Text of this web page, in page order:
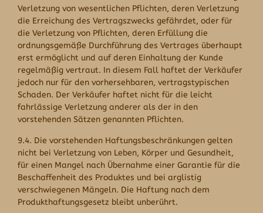
Verletzung von wesentlichen Pflichten, deren Verletzung
die Erreichung des Vertragszwecks gefährdet, oder für
die Verletzung von Pflichten, deren Erfüllung die
ordnungsgemäße Durchführung des Vertrages überhaupt
erst ermöglicht und auf deren Einhaltung der Kunde
regelmäßig vertraut. In diesem Fall haftet der Verkäufer
jedoch nur für den vorhersehbaren, vertragstypischen
Schaden. Der Verkäufer haftet nicht für die leicht
fahrlässige Verletzung anderer als der in den
vorstehenden Sätzen genannten Pflichten.
9.4. Die vorstehenden Haftungsbeschränkungen gelten
nicht bei Verletzung von Leben, Körper und Gesundheit,
für einen Mangel nach Übernahme einer Garantie für die
Beschaffenheit des Produktes und bei arglistig
verschwiegenen Mängeln. Die Haftung nach dem
Produkthaftungsgesetz bleibt unberührt.